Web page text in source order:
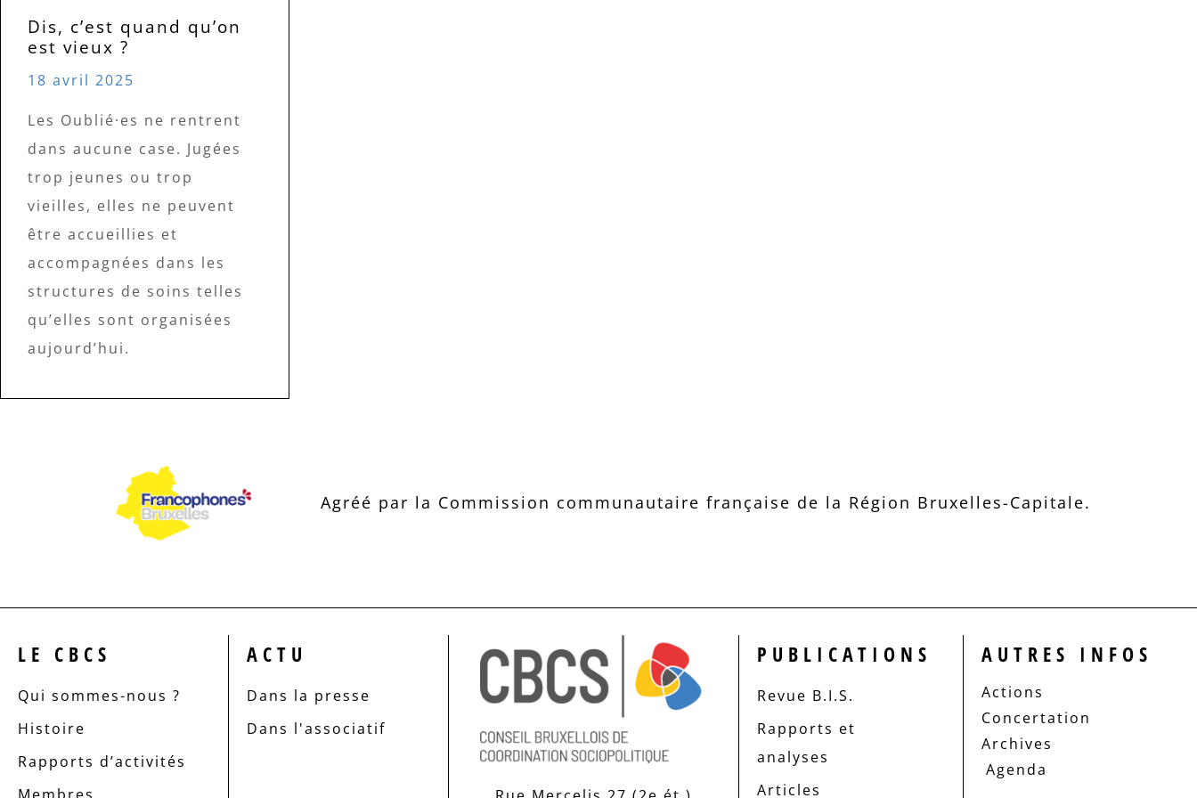
Dis, c’est quand qu’on
est vieux ?
18 avril 2025
Les Oublié·es ne rentrent
dans aucune case. Jugées
trop jeunes ou trop
vieilles, elles ne peuvent
être accueillies et
accompagnées dans les
structures de soins telles
qu’elles sont organisées
aujourd’hui.
Agréé par la Commission communautaire française de la Région Bruxelles-Capitale.
LE CBCS
Qui sommes-nous ?
Histoire
Rapports d’activités
ACTU
Dans la presse
Dans l'associatif
PUBLICATIONS
Revue B.I.S.
Rapports et
analyses
Articles
AUTRES INFOS
Actions
Concertation
Archives
Agenda